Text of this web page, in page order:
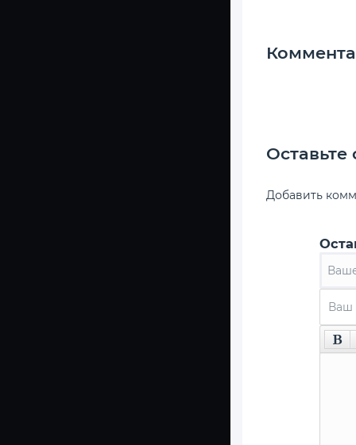
Добавить